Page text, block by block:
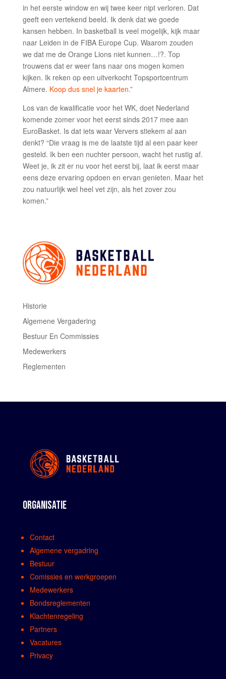
in het eerste window en wij twee keer nipt verloren. Dat
geeft een vertekend beeld. Ik denk dat we goede
kansen hebben. In basketball is veel mogelijk, kijk maar
naar Leiden in de FIBA Europe Cup. Waarom zouden
we dat me de Orange Lions niet kunnen…!?. Top
trouwens dat er weer fans naar ons mogen komen
kijken. Ik reken op een uitverkocht Topsportcentrum
Almere. Koop dus snel je kaarten.”
Los van de kwalificatie voor het WK, doet Nederland
komende zomer voor het eerst sinds 2017 mee aan
EuroBasket. Is dat iets waar Ververs stiekem al aan
denkt? “Die vraag is me de laatste tijd al een paar keer
gesteld. Ik ben een nuchter persoon, wacht het rustig af.
Weet je, ik zit er nu voor het eerst bij, laat ik eerst maar
eens deze ervaring opdoen en ervan genieten. Maar het
zou natuurlijk wel heel vet zijn, als het zover zou
komen.”
Historie
Algemene Vergadering
Bestuur En Commissies
Medewerkers
Reglementen
ORGANISATIE
Contact
Algemene vergadring
Bestuur
Comissies en werkgroepen
Medewerkers
Bondsreglementen
Klachtenregeling
Partners
Vacatures
Privacy